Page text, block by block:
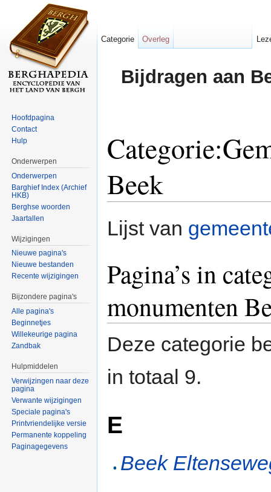
Bijdragen aan
Beek
Lijst van
Pagina’s in
monumenten
Deze categorie
in totaal 9.
E
Beek
Categorie Overleg
Hoofdpagina
Contact
Hulp
Onderwerpen
Onderwerpen
Barghief Index (Archief
HKB)
Berghse woorden
Jaartallen
Wijzigingen
Nieuwe pagina's
Nieuwe bestanden
Recente wijzigingen
Bijzondere pagina's
Alle pagina's
Beginnetjes
Willekeurige pagina
Zandbak
Hulpmiddelen
Verwijzingen naar deze
pagina
Verwante wijzigingen
Speciale pagina's
Printvriendelijke versie
Permanente koppeling
Paginagegevens